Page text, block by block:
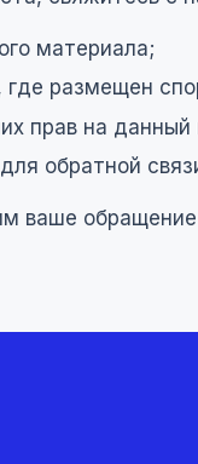
материала;
где размещен
прав на данный
обратной
ваше